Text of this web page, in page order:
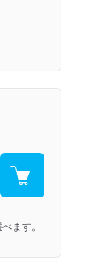
―
ます。